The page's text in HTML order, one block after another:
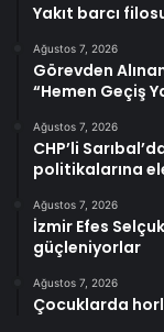
Yakıt barcı
Ağustos 7, 2026
Görevden
“Hemen Geçiş
Ağustos 7, 2026
CHP’li
politikalarına
Ağustos 7, 2026
İzmir Efes
güçleniyorlar
Ağustos 7, 2026
Çocuklarda